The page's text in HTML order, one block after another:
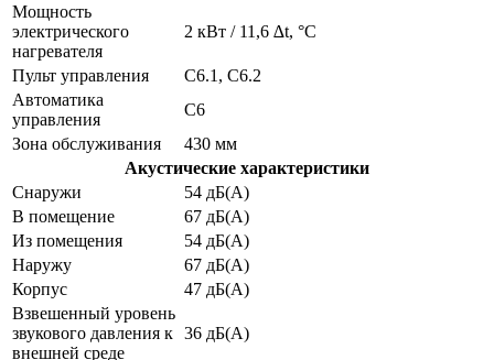
Мощность
электрического
нагревателя
2 кВт / 11,6 ∆t, °C
Пульт управления
C6.1, C6.2
Автоматика
управления
C6
Зона обслуживания
430 мм
Акустические характеристики
Снаружи
54 дБ(А)
В помещение
67 дБ(А)
Из помещения
54 дБ(А)
Наружу
67 дБ(А)
Корпус
47 дБ(А)
Взвешенный уровень
звукового давления к
внешней среде
36 дБ(А)